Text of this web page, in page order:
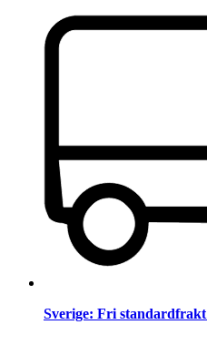
Sverige: Fri standardfrakt